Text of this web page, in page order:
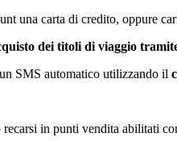
una carta di credito, oppure
dei titoli di viaggio
SMS automatico utilizzando il
recarsi in punti vendita abilitati